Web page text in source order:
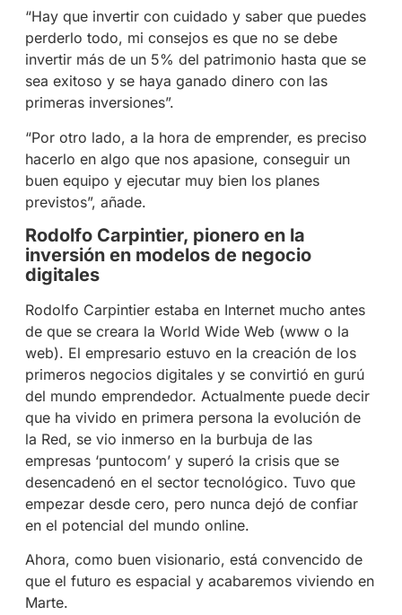
“Hay que invertir con cuidado y saber que puedes
perderlo todo, mi consejos es que no se debe
invertir más de un 5% del patrimonio hasta que se
sea exitoso y se haya ganado dinero con las
primeras inversiones”.
“Por otro lado, a la hora de emprender, es preciso
hacerlo en algo que nos apasione, conseguir un
buen equipo y ejecutar muy bien los planes
previstos”, añade.
Rodolfo Carpintier, pionero en la
inversión en modelos de negocio
digitales
Rodolfo Carpintier estaba en Internet mucho antes
de que se creara la World Wide Web (www o la
web). El empresario estuvo en la creación de los
primeros negocios digitales y se convirtió en gurú
del mundo emprendedor. Actualmente puede decir
que ha vivido en primera persona la evolución de
la Red, se vio inmerso en la burbuja de las
empresas ‘puntocom’ y superó la crisis que se
desencadenó en el sector tecnológico. Tuvo que
empezar desde cero, pero nunca dejó de confiar
en el potencial del mundo online.
Ahora, como buen visionario, está convencido de
que el futuro es espacial y acabaremos viviendo en
Marte.